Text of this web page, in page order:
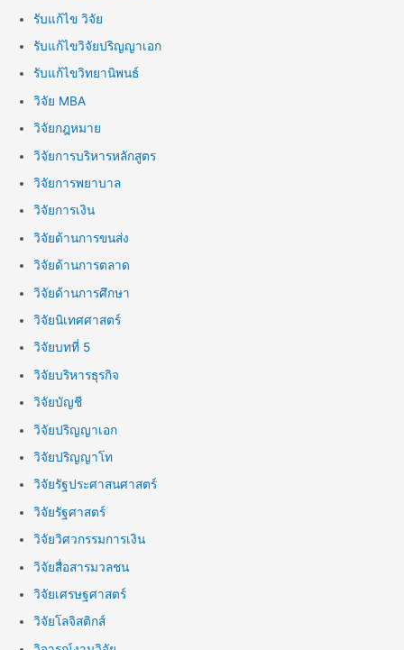
รับแก้ไข วิจัย
รับแก้ไขวิจัยปริญญาเอก
รับแก้ไขวิทยานิพนธ์
วิจัย MBA
วิจัยกฎหมาย
วิจัยการบริหารหลักสูตร
วิจัยการพยาบาล
วิจัยการเงิน
วิจัยด้านการขนส่ง
วิจัยด้านการตลาด
วิจัยด้านการศึกษา
วิจัยนิเทศศาสตร์
วิจัยบทที่ 5
วิจัยบริหารธุรกิจ
วิจัยบัญชี
วิจัยปริญญาเอก
วิจัยปริญญาโท
วิจัยรัฐประศาสนศาสตร์
วิจัยรัฐศาสตร์
วิจัยวิศวกรรมการเงิน
วิจัยสื่อสารมวลชน
วิจัยเศรษฐศาสตร์
วิจัยโลจิสติกส์